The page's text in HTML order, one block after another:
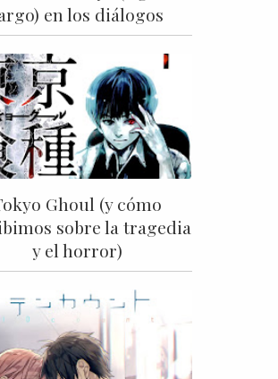
en los diálogos
Ghoul (y cómo
sobre la tragedia
y el horror)